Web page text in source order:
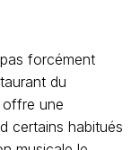
forcément
du
offre une
certains habitués